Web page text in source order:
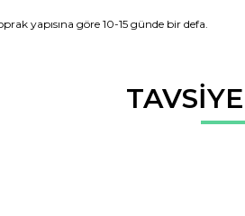
yapısına göre 10-15 günde bir defa.
Bu ürüne ilk
ve diğer konularda yetersiz